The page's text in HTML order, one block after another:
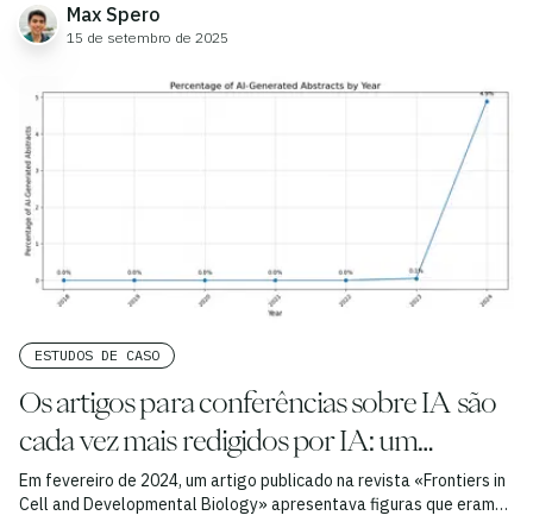
Max Spero
15 de setembro de 2025
ESTUDOS DE CASO
Os artigos para conferências sobre IA são
cada vez mais redigidos por IA: um
aumento de 370 % desde 2023
Em fevereiro de 2024, um artigo publicado na revista «Frontiers in
Cell and Developmental Biology» apresentava figuras que eram